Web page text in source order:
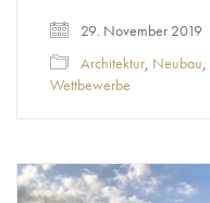
29. November 2019
Architektur, Neubau,
Wettbewerbe